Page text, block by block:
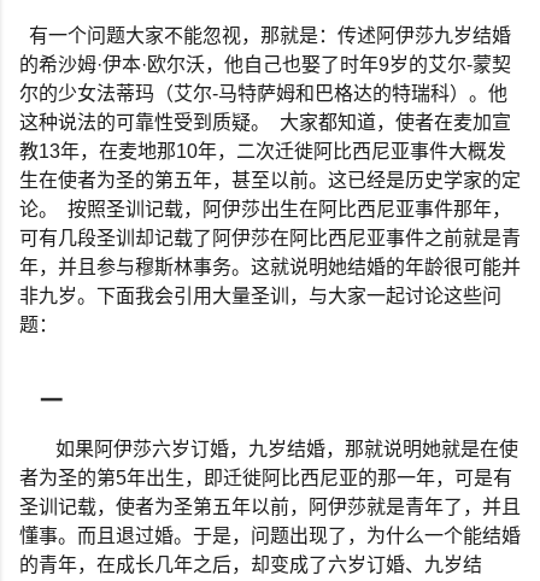
有一个问题大家不能忽视，那就是：传述阿伊莎九岁结婚
的希沙姆·伊本·欧尔沃，他自己也娶了时年9岁的艾尔-蒙契
尔的少女法蒂玛（艾尔-马特萨姆和巴格达的特瑞科）。他
这种说法的可靠性受到质疑。
大家都知道，使者在麦加宣
教13年，在麦地那10年，二次迁徙阿比西尼亚事件大概发
生在使者为圣的第五年，甚至以前。这已经是历史学家的定
论。
按照圣训记载，阿伊莎出生在阿比西尼亚事件那年，
可有几段圣训却记载了阿伊莎在阿比西尼亚事件之前就是青
年，并且参与穆斯林事务。这就说明她结婚的年龄很可能并
非九岁。下面我会引用大量圣训，与大家一起讨论这些问
题：
一
如果阿伊莎六岁订婚，九岁结婚，那就说明她就是在使
者为圣的第5年出生，即迁徙阿比西尼亚的那一年，可是有
圣训记载，使者为圣第五年以前，阿伊莎就是青年了，并且
懂事。而且退过婚。于是，问题出现了，为什么一个能结婚
的青年，在成长几年之后，却变成了六岁订婚、九岁结